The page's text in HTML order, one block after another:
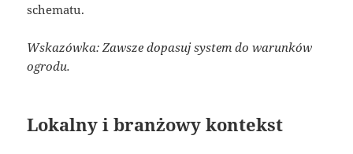
schematu.
Wskazówka: Zawsze dopasuj system do warunków
ogrodu.
Lokalny i branżowy kontekst